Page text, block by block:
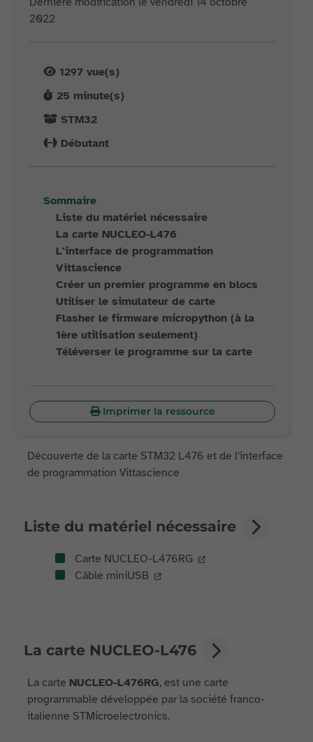
2022
1297 vue(s)
25 minute(s)
STM32
Débutant
Sommaire
Liste du matériel nécessaire
La carte NUCLEO-L476
L'interface de programmation
Vittascience
Créer un premier programme en blocs
Utiliser le simulateur de carte
Flasher le firmware micropython (à la
1ère utilisation seulement)
Téléverser le programme sur la carte
Imprimer la ressource
Découverte de la carte STM32 L476 et de l'interface
de programmation Vittascience
Liste du matériel nécessaire
Carte NUCLEO-L476RG
Câble miniUSB
La carte NUCLEO-L476
La carte NUCLEO-L476RG, est une carte
programmable développée par la société franco-
italienne STMicroelectronics.